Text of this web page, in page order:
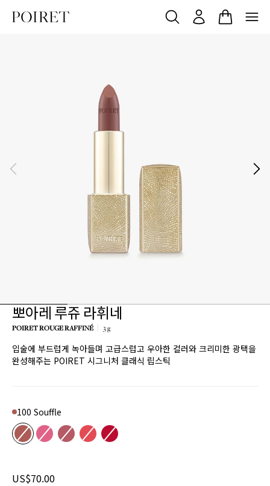
뽀아레 루쥬 라휘네
POIRET ROUGE RAFFINÉ 3 g
입술에 부드럽게 녹아들며 고급스럽고 우아한 컬러와 크리미한 광택을
완성해주는 POIRET 시그니처 클래식 립스틱
Color
100 Souffle
100 Souffle
Product variant out of stock
200 C'est toi
Product variant out of stock
201 Je m'appelle
Product variant out of stock
300 Du Charme
Product variant out of stock
501 Mellow Out
Product variant out of stock
US$70.00